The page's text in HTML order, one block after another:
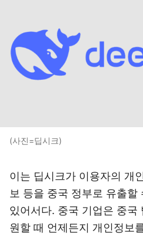
(사진=딥시크)
이는 딥시크가 이용자의 개
보 등을 중국 정부로 유출할
있어서다. 중국 기업은 중국
원할 때 언제든지 개인정보